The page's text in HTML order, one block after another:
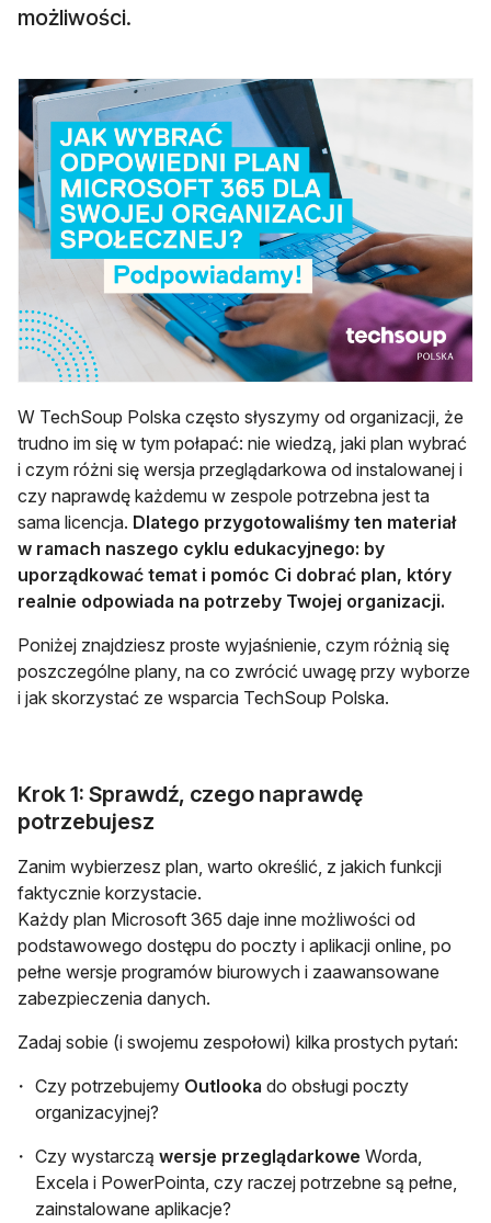
możliwości.
W TechSoup Polska często słyszymy od organizacji, że
trudno im się w tym połapać: nie wiedzą, jaki plan wybrać
i czym różni się wersja przeglądarkowa od instalowanej i
czy naprawdę każdemu w zespole potrzebna jest ta
sama licencja. Dlatego przygotowaliśmy ten materiał
w ramach naszego cyklu edukacyjnego: by
uporządkować temat i pomóc Ci dobrać plan, który
realnie odpowiada na potrzeby Twojej organizacji.
Poniżej znajdziesz proste wyjaśnienie, czym różnią się
poszczególne plany, na co zwrócić uwagę przy wyborze
i jak skorzystać ze wsparcia TechSoup Polska.
Krok 1: Sprawdź, czego naprawdę
potrzebujesz
Zanim wybierzesz plan, warto określić, z jakich funkcji
faktycznie korzystacie.
Każdy plan Microsoft 365 daje inne możliwości od
podstawowego dostępu do poczty i aplikacji online, po
pełne wersje programów biurowych i zaawansowane
zabezpieczenia danych.
Zadaj sobie (i swojemu zespołowi) kilka prostych pytań:
Czy potrzebujemy Outlooka do obsługi poczty
organizacyjnej?
Czy wystarczą wersje przeglądarkowe Worda,
Excela i PowerPointa, czy raczej potrzebne są pełne,
zainstalowane aplikacje?